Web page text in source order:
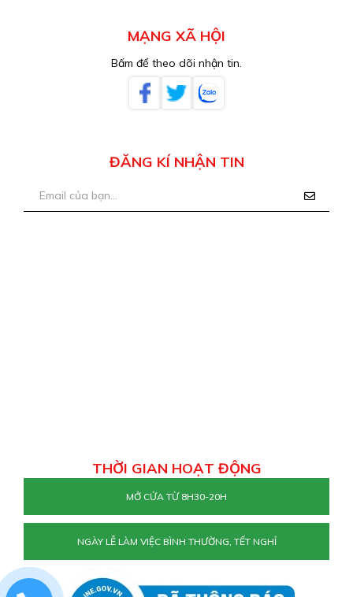
MẠNG XÃ HỘI
Bấm để theo dõi nhận tin.
ĐĂNG KÍ NHẬN TIN
THỜI GIAN HOẠT ĐỘNG
MỞ CỬA TỪ 8H30-20H
NGÀY LỄ LÀM VIỆC BÌNH THƯỜNG, TẾT NGHỈ